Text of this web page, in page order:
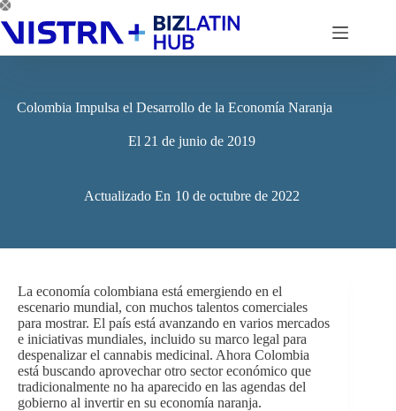
Saltar
al
contenido
Colombia Impulsa el Desarrollo de la Economía Naranja
El 21 de junio de 2019
Actualizado En 10 de octubre de 2022
La economía colombiana está emergiendo en el
escenario mundial, con muchos talentos comerciales
para mostrar. El país está avanzando en varios mercados
e iniciativas mundiales, incluido su marco legal para
despenalizar el cannabis medicinal. Ahora Colombia
está buscando aprovechar otro sector económico que
tradicionalmente no ha aparecido en las agendas del
gobierno al invertir en su economía naranja.